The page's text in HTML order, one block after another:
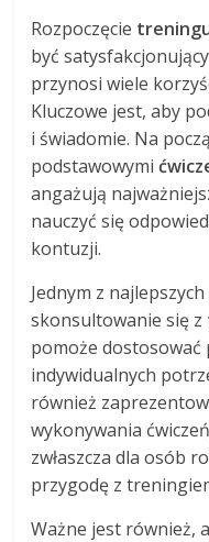
Rozpoczęcie
być
przynosi wiele
Kluczowe jest, aby
i świadomie. Na
podstawowymi
angażują
nauczyć się
kontuzji.
Jednym z
skonsultowanie się z
pomoże
indywidualnych
również
wykonywania
zwłaszcza dla osób
przygodę z
Ważne jest również,